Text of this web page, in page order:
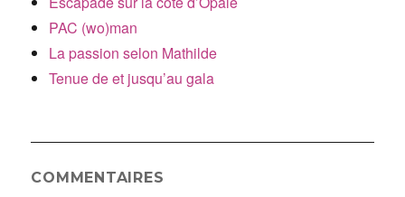
PAC (wo)man
La passion selon Mathilde
Tenue de et jusqu’au gala
COMMENTAIRES